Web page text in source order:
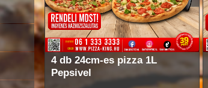
4 db 24cm-es pizza 1L
Pepsivel